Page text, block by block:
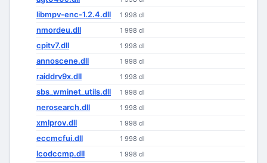
libmpv-enc-1.2.4.dll 1 998 dl
nmordeu.dll 1 998 dl
cpitv7.dll 1 998 dl
annoscene.dll 1 998 dl
raiddrv9x.dll 1 998 dl
sbs_wminet_utils.dll 1 998 dl
nerosearch.dll 1 998 dl
xmlprov.dll 1 998 dl
eccmcfui.dll 1 998 dl
lcodccmp.dll 1 998 dl